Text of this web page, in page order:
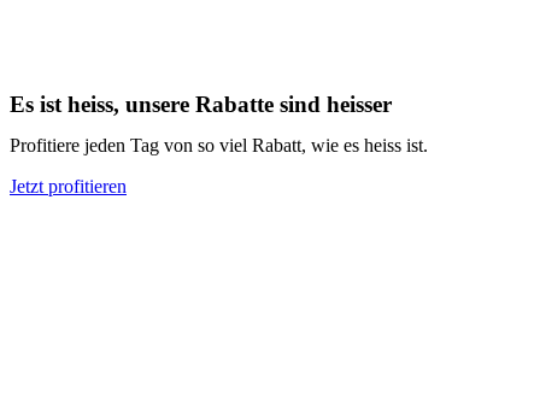
Es ist heiss, unsere Rabatte sind heisser
Profitiere jeden Tag von so viel Rabatt, wie es heiss ist.
Jetzt profitieren